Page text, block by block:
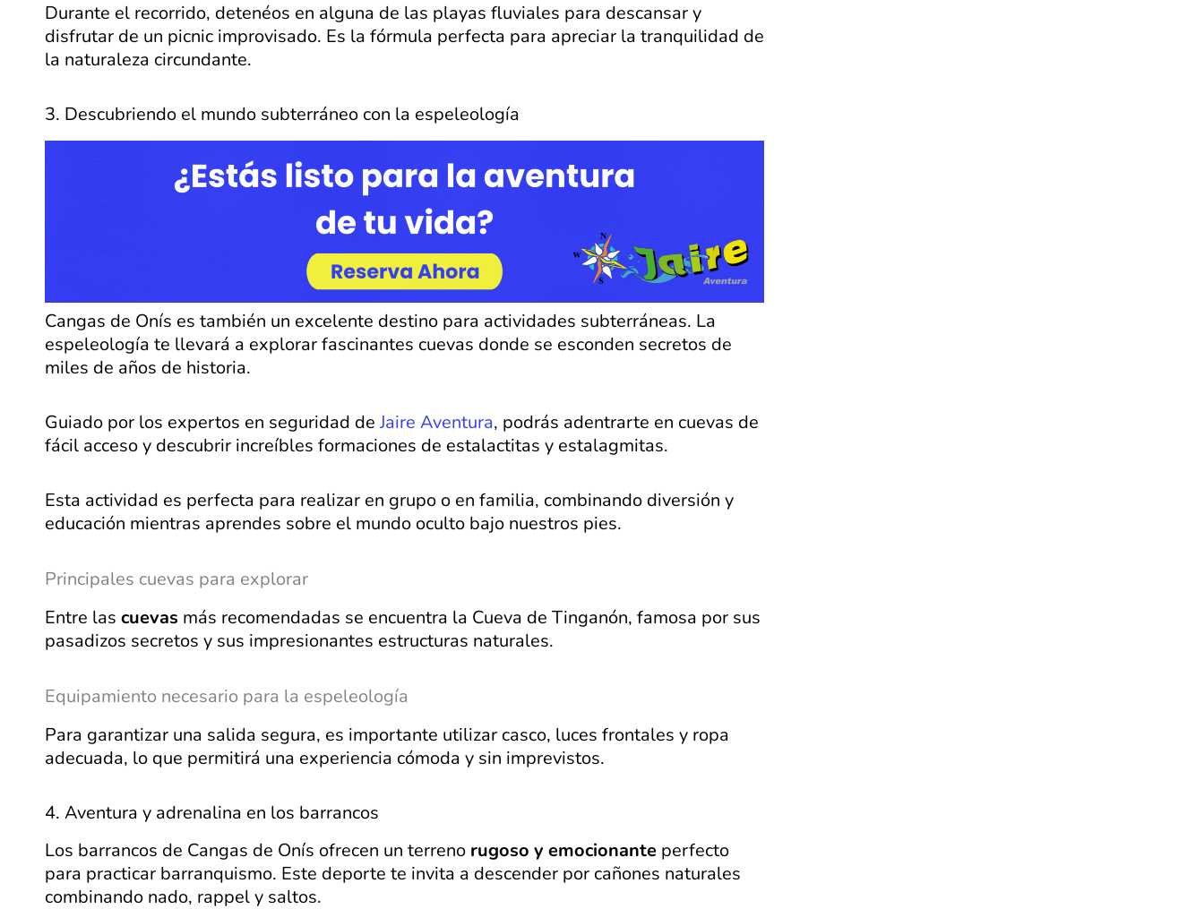
Durante el recorrido, detenéos en alguna de las playas fluviales para descansar y
disfrutar de un picnic improvisado. Es la fórmula perfecta para apreciar la tranquilidad de
la naturaleza circundante.
3. Descubriendo el mundo subterráneo con la espeleología
Cangas de Onís es también un excelente destino para actividades subterráneas. La
espeleología te llevará a explorar fascinantes cuevas donde se esconden secretos de
miles de años de historia.
Guiado por los expertos en seguridad deJaire Aventura, podrás adentrarte en cuevas de
fácil acceso y descubrir increíbles formaciones de estalactitas y estalagmitas.
Esta actividad es perfecta para realizar en grupo o en familia, combinando diversión y
educación mientras aprendes sobre el mundo oculto bajo nuestros pies.
Principales cuevas para explorar
Entre las cuevas más recomendadas se encuentra la Cueva de Tinganón, famosa por sus
pasadizos secretos y sus impresionantes estructuras naturales.
Equipamiento necesario para la espeleología
Para garantizar una salida segura, es importante utilizar casco, luces frontales y ropa
adecuada, lo que permitirá una experiencia cómoda y sin imprevistos.
4. Aventura y adrenalina en los barrancos
Los barrancos de Cangas de Onís ofrecen un terreno rugoso y emocionante perfecto
para practicar barranquismo. Este deporte te invita a descender por cañones naturales
combinando nado, rappel y saltos.